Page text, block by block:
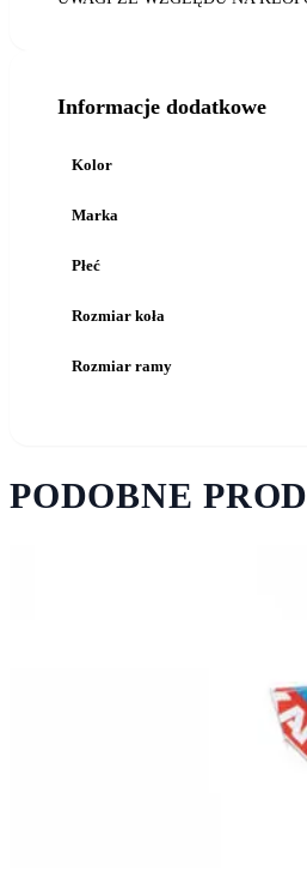
Informacje dodatkowe
Kolor
Marka
Płeć
Rozmiar koła
Rozmiar ramy
PODOBNE